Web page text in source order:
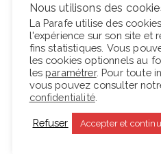
Fin de
l’histoire.
Des
écritures de Duras,
ou Robbe-Grillet, il
Gombrowicz, sans
temps et de tout ce qui le
Nous utilisons des
La Parafe utilise des
l'expérience sur son site et
fins statistiques. Vous
les cookies optionnels au
les paramétrer. Pour toute
vous pouvez consulter
confidentialité.
Refuser Accepter et